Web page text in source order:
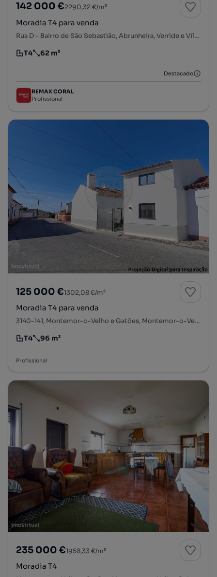
142 000 €2290,32 €/m²
Moradia T4 para venda
Rua D - Bairro de São Sebastião, Abrunheira, Verride e Vila Nova da Barca, Montemor-o-Velho, Coimbra
Tipologia
T4
Preço por metro quadrado
62 m²
Destacado
REMAX CORAL
Profissional
125 000 €1302,08 €/m²
Moradia T4 para venda
3140-141, Montemor-o-Velho e Gatões, Montemor-o-Velho, Coimbra
Tipologia
T4
Preço por metro quadrado
96 m²
Profissional
235 000 €1958,33 €/m²
Moradia T4